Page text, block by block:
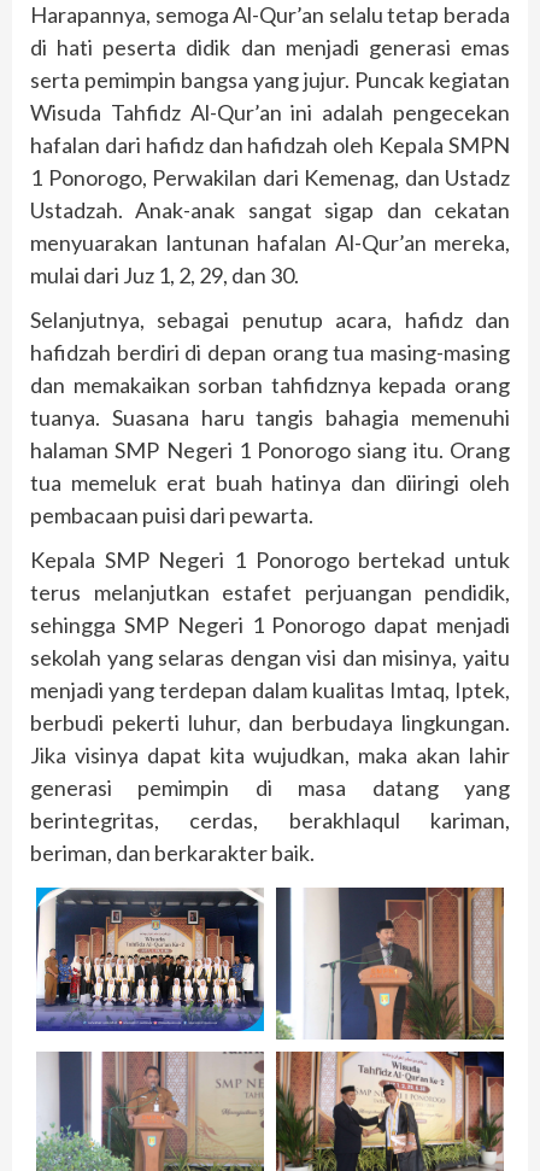
Harapannya, semoga Al-Qur’an selalu tetap berada
di hati peserta didik dan menjadi generasi emas
serta pemimpin bangsa yang jujur. Puncak kegiatan
Wisuda Tahfidz Al-Qur’an ini adalah pengecekan
hafalan dari hafidz dan hafidzah oleh Kepala SMPN
1 Ponorogo, Perwakilan dari Kemenag, dan Ustadz
Ustadzah. Anak-anak sangat sigap dan cekatan
menyuarakan lantunan hafalan Al-Qur’an mereka,
mulai dari Juz 1, 2, 29, dan 30.
Selanjutnya, sebagai penutup acara, hafidz dan
hafidzah berdiri di depan orang tua masing-masing
dan memakaikan sorban tahfidznya kepada orang
tuanya. Suasana haru tangis bahagia memenuhi
halaman SMP Negeri 1 Ponorogo siang itu. Orang
tua memeluk erat buah hatinya dan diiringi oleh
pembacaan puisi dari pewarta.
Kepala SMP Negeri 1 Ponorogo bertekad untuk
terus melanjutkan estafet perjuangan pendidik,
sehingga SMP Negeri 1 Ponorogo dapat menjadi
sekolah yang selaras dengan visi dan misinya, yaitu
menjadi yang terdepan dalam kualitas Imtaq, Iptek,
berbudi pekerti luhur, dan berbudaya lingkungan.
Jika visinya dapat kita wujudkan, maka akan lahir
generasi pemimpin di masa datang yang
berintegritas, cerdas, berakhlaqul kariman,
beriman, dan berkarakter baik.